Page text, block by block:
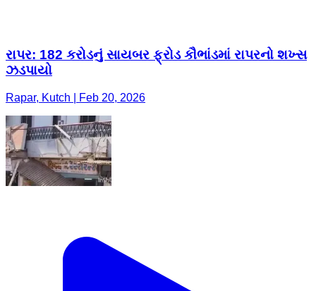
રાપર: 182 કરોડનું સાયબર ફ્રોડ કૌભાંડમાં રાપરનો શખ્સ
ઝડપાયો
Rapar, Kutch | Feb 20, 2026